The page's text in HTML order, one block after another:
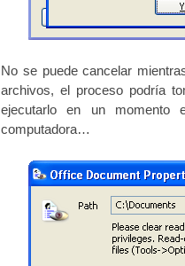
No se puede cancelar
archivos, el proceso podría
ejecutarlo en un
computadora…